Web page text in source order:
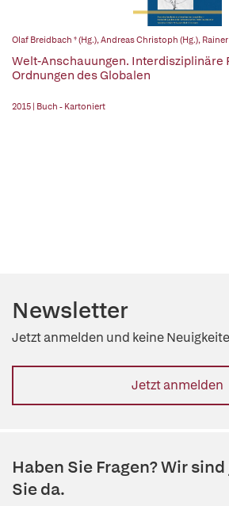
Olaf Breidbach † (Hg.),Andreas Christoph (Hg.),
Welt-Anschauungen. Interdisziplinäre
Ordnungen des Globalen
2015 | Buch - Kartoniert
Newsletter
Jetzt anmelden und keine
Jetzt anmelden
Haben Sie Fragen? Wir
Sie da.